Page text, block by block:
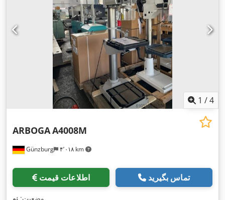
1 /4
Günzburg ۴٬۰۱۸ km
ARBOGAA4008M
اطلاعات قیمت تماس بگیرید